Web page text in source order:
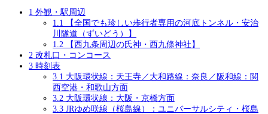
1 外観・駅周辺
1.1
【全国でも珍しい歩行者専用の河底トンネル・安治
川隧道（ずいどう）】
1.2 【西九条周辺の氏神・西九條神社】
2 改札口・コンコース
3 時刻表
3.1 大阪環状線：天王寺／大和路線：奈良／阪和線：関
西空港・和歌山方面
3.2 大阪環状線：大阪・京橋方面
3.3 JRゆめ咲線（桜島線）：ユニバーサルシティ・桜島